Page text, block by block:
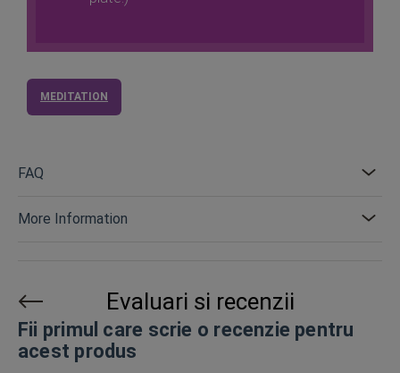
MEDITATION
FAQ
More Information
Evaluari si recenzii
Fii primul care scrie o recenzie pentru
acest produs